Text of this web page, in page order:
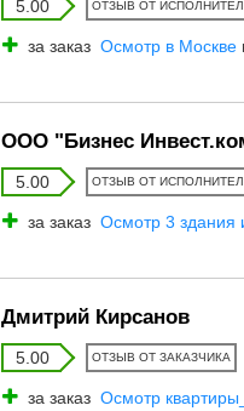
5.00 ОТЗЫВ ОТ
за заказ Осмотр в Москве
ООО "Бизнес
5.00 ОТЗЫВ ОТ
за заказ Осмотр 3 здания
Дмитрий Кирсанов
5.00 ОТЗЫВ ОТ ЗАКАЗЧИКА
за заказ Осмотр